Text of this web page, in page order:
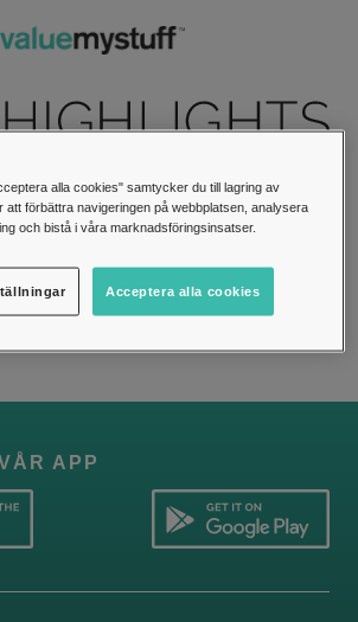
1 2 / 2
APP
alla cookies" samtycker du till lagring av
att förbättra navigeringen på webbplatsen, analysera
och bistå i våra marknadsföringsinsatser.
Acceptera alla cookies